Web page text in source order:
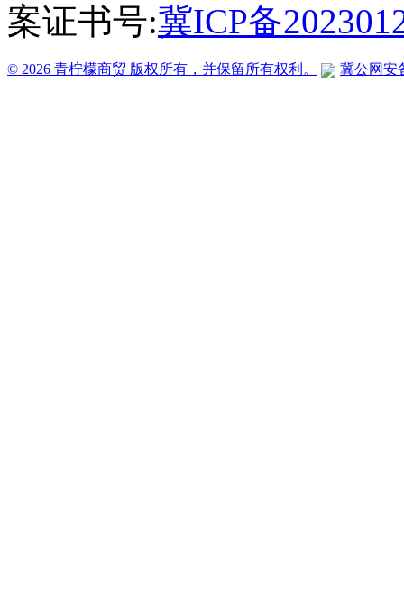
案证书号:冀ICP备
© 2026 青柠檬商贸 版权所有，并保留所有权利。 冀公网安